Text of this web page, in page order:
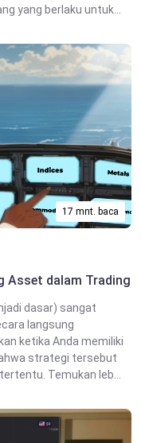
yang berlaku untuk...
17 mnt. baca
Asset dalam Trading
dasar) sangat
langsung
ketika Anda memiliki
strategi tersebut
Temukan leb...